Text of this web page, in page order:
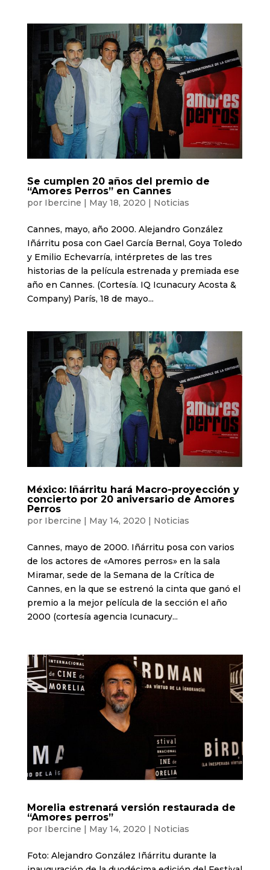
Se cumplen 20 años del premio de
“Amores Perros” en Cannes
por Ibercine May 18, 2020 Noticias
Cannes, mayo, año 2000. Alejandro González
Iñárritu posa con Gael García Bernal, Goya Toledo
y Emilio Echevarría, intérpretes de las tres
historias de la película estrenada y premiada ese
año en Cannes. (Cortesía. IQ Icunacury Acosta &
Company) París, 18 de mayo...
México: Iñárritu hará Macro-proyección y
concierto por 20 aniversario de Amores
Perros
por Ibercine | May 14, 2020 | Noticias
Cannes, mayo de 2000. Iñárritu posa con varios
de los actores de «Amores perros» en la sala
Miramar, sede de la Semana de la Crítica de
Cannes, en la que se estrenó la cinta que ganó el
premio a la mejor película de la sección el año
2000 (cortesía agencia Icunacury...
Morelia estrenará versión restaurada de
“Amores perros”
por Ibercine | May 14, 2020 | Noticias
Foto: Alejandro González Iñárritu durante la